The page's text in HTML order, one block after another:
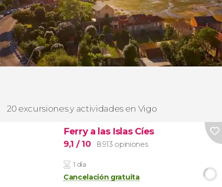
20 excursiones y actividades en Vigo
Ferry a las Islas Cíes
9,1 / 10 8.913 opiniones
1 día
Cancelación gratuita